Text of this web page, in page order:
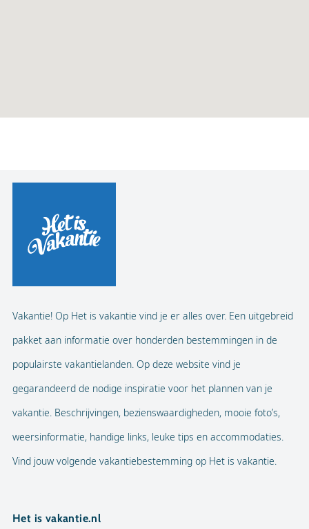
Vakantie! Op Het is vakantie vind je er alles over. Een uitgebreid
pakket aan informatie over honderden bestemmingen in de
populairste vakantielanden. Op deze website vind je
gegarandeerd de nodige inspiratie voor het plannen van je
vakantie. Beschrijvingen, bezienswaardigheden, mooie foto’s,
weersinformatie, handige links, leuke tips en accommodaties.
Vind jouw volgende vakantiebestemming op Het is vakantie.
Het is vakantie.nl